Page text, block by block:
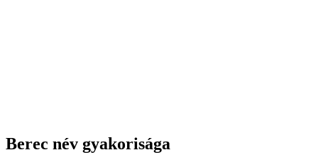
Berec név gyakorisága